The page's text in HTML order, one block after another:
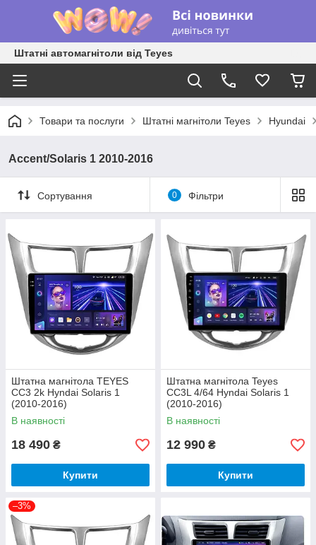
Штатні автомагнітоли від Teyes
Товари та послуги Штатні магнітоли Teyes Hyundai
Accent/Solaris 1 2010-2016
Сортування 0 Фільтри
Штатна магнітола TEYES
CC3 2k Hyndai Solaris 1
(2010-2016)
В наявності
18 490 ₴
Купити
Штатна магнітола Teyes
CC3L 4/64 Hyndai Solaris 1
(2010-2016)
В наявності
12 990 ₴
Купити
–3%